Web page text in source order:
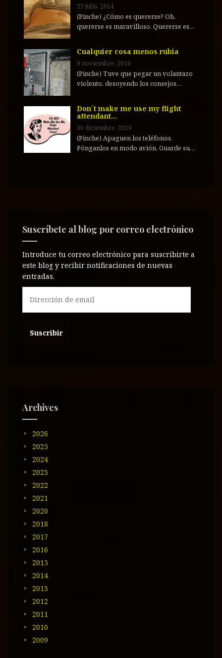
23 julio, 2014
(Pinche) ¿Cómo es quererse? Oh,
quererse es maravilloso. Quererse es…
Cualquier cosa menos rubia
9 noviembre, 2016
(Pinche) Tuve que pegar un volantazo
violento, desoyendo los consejos…
Don´t make me use my flight
attendant…
30 diciembre, 2016
(Pinche) Apaguen los teléfonos.
Pónganlos en modo avión. Guarde su…
Suscríbete al blog por correo electrónico
Introduce tu correo electrónico para suscribirte a
este blog y recibir notificaciones de nuevas
entradas.
r
e
m
a
i
l
Archives
2026
2025
2024
2023
2022
2021
2020
2018
2017
2016
2015
2014
2013
2012
2011
2010
2009